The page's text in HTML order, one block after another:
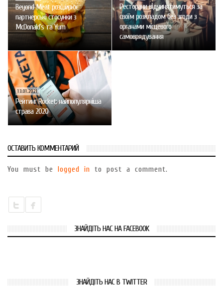
Beyond Meat розширює
партнерські стосунки з
McDonald’s та Yum
Ресторани відчинятимуться за
своїм розкладом без згоди з
органами місцевого
самоврядування
13.01.2021
Рейтинг Rocket: найпопулярніша
страва 2020
ОСТАВИТЬ КОММЕНТАРИЙ
You must be logged in to post a comment.
ЗНАЙДІТЬ НАС НА FACEBOOK
ЗНАЙДІТЬ НАС В TWITTER